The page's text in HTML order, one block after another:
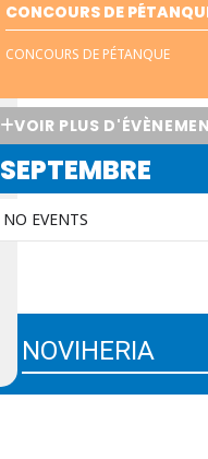
CONCOURS DE
CONCOURS DE PÉTANQUE
VOIR PLUS
SEPTEMBRE
NO EVENTS
NOVIHERIA